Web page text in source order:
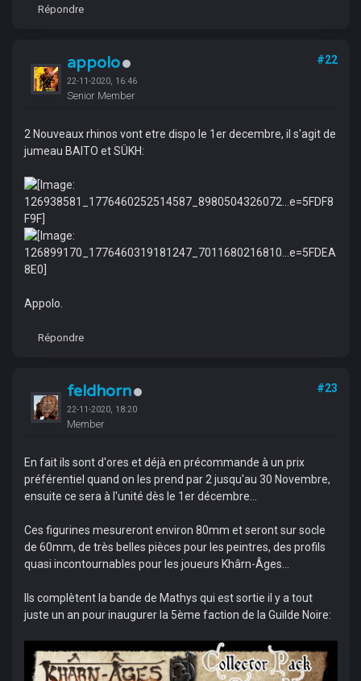
Répondre
appolo
22-11-2020, 16:46
Senior Member
#22
2 Nouveaux rhinos vont etre dispo le 1er decembre, il s'agit de
jumeau BAITO et SÜKH:
Appolo.
Répondre
feldhorn
22-11-2020, 18:20
Member
#23
En fait ils sont d'ores et déjà en précommande à un prix
préférentiel quand on les prend par 2 jusqu'au 30 Novembre,
ensuite ce sera à l'unité dès le 1er décembre...
Ces figurines mesureront environ 80mm et seront sur socle
de 60mm, de très belles pièces pour les peintres, des profils
quasi incontournables pour les joueurs Khârn-Âges...
Ils complètent la bande de Mathys qui est sortie il y a tout
juste un an pour inaugurer la 5ème faction de la Guilde Noire: